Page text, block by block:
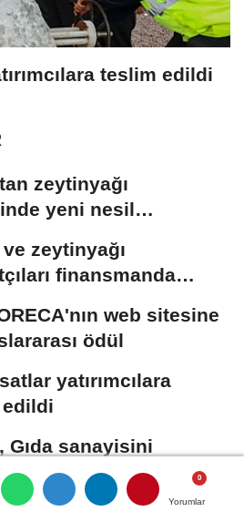
Yorumlar
Yorumlar
Yorumlar
teslim edildi
zeytinyağı
yeni nesil
zeytinyağı
finansmanda
web sitesine
ödül
yatırımcılara
Gıda sanayisini
buluşturuyor
Yorumlar